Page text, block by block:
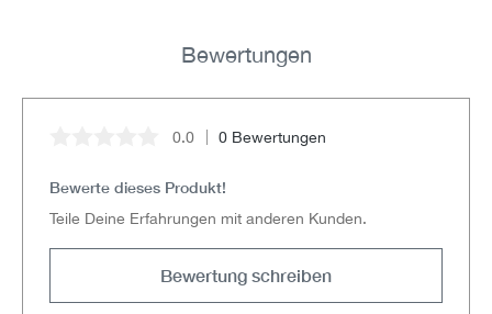
Bewertungen
Durchschnittliche Bewertung von 0 von 5 Sternen
0.0 0 Bewertungen
Bewerte dieses Produkt!
Teile Deine Erfahrungen mit anderen Kunden.
Bewertung schreiben